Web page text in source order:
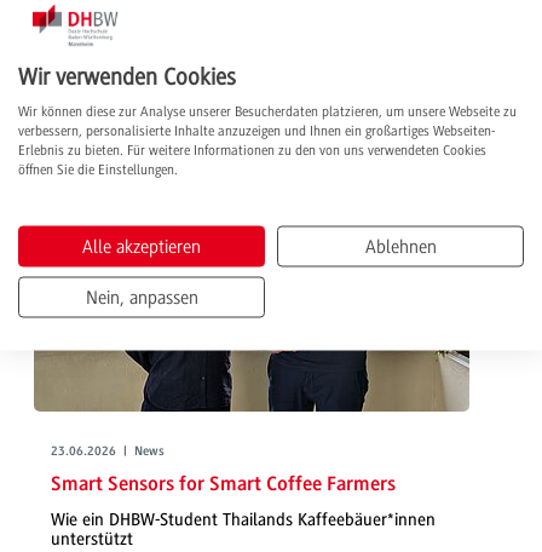
entschieden hat und teilt seine internationalen Erfahrungen.
weiterlesen
23.06.2026 | News
Smart Sensors for Smart Coffee Farmers
Wie ein DHBW-Student Thailands Kaffeebäuer*innen
unterstützt
Wir verwenden Cookies
Wir können diese zur Analyse unserer Besucherdaten platzieren, um unsere Webseite zu
verbessern, personalisierte Inhalte anzuzeigen und Ihnen ein großartiges Webseiten-
Erlebnis zu bieten. Für weitere Informationen zu den von uns verwendeten Cookies
öffnen Sie die Einstellungen.
Alle akzeptieren Ablehnen
Nein, anpassen